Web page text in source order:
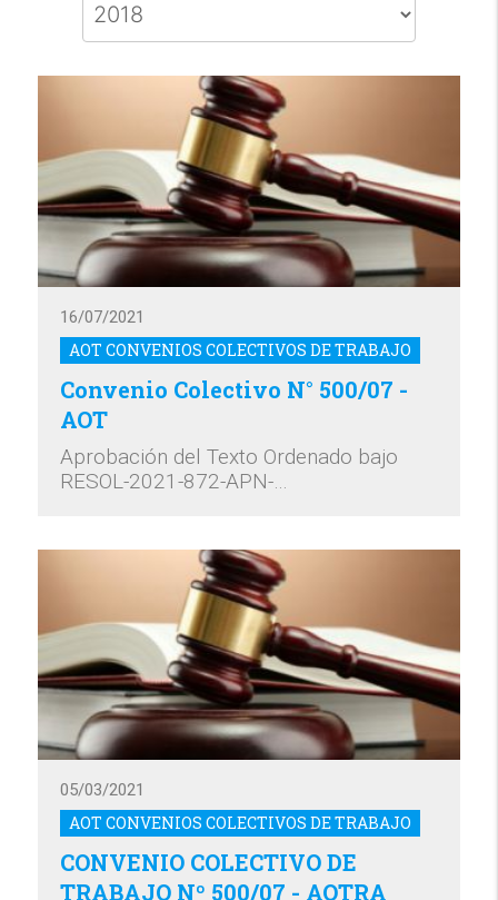
AOT CONVENIOS COLECTIVOS DE TRABAJO
16/07/2021
Convenio Colectivo N° 500/07 -
AOT
Aprobación del Texto Ordenado bajo
RESOL-2021-872-APN-…
AOT CONVENIOS COLECTIVOS DE TRABAJO
05/03/2021
CONVENIO COLECTIVO DE
TRABAJO Nº 500/07 - AOTRA